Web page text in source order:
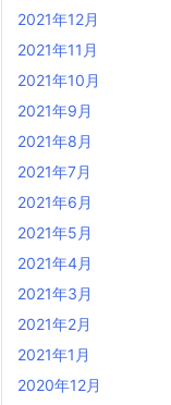
2021年12月
2021年11月
2021年10月
2021年9月
2021年8月
2021年7月
2021年6月
2021年5月
2021年4月
2021年3月
2021年2月
2021年1月
2020年12月